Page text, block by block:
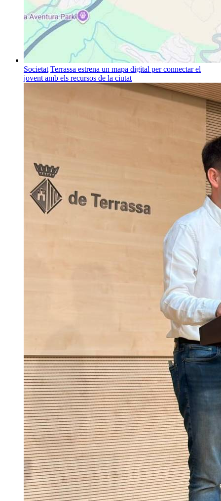
Societat Terrassa estrena un mapa digital per connectar el
jovent amb els recursos de la ciutat